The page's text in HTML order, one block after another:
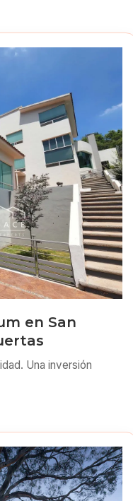
en San
Una inversión